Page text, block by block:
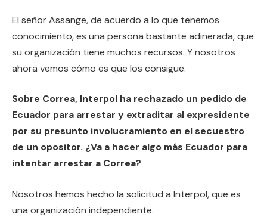
El señor Assange, de acuerdo a lo que tenemos
conocimiento, es una persona bastante adinerada, que
su organización tiene muchos recursos. Y nosotros
ahora vemos cómo es que los consigue.
Sobre Correa, Interpol ha rechazado un pedido de
Ecuador para arrestar y extraditar al expresidente
por su presunto involucramiento en el secuestro
de un opositor. ¿Va a hacer algo más Ecuador para
intentar arrestar a Correa?
Nosotros hemos hecho la solicitud a Interpol, que es
una organización independiente.